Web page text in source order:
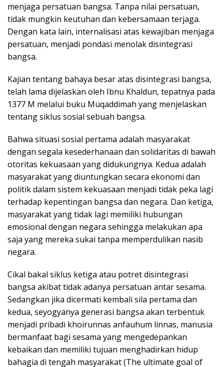
menjaga persatuan bangsa. Tanpa nilai persatuan,
tidak mungkin keutuhan dan kebersamaan terjaga.
Dengan kata lain, internalisasi atas kewajiban menjaga
persatuan, menjadi pondasi menolak disintegrasi
bangsa.
Kajian tentang bahaya besar atas disintegrasi bangsa,
telah lama dijelaskan oleh Ibnu Khaldun, tepatnya pada
1377 M melalui buku Muqaddimah yang menjelaskan
tentang siklus sosial sebuah bangsa.
Bahwa situasi sosial pertama adalah masyarakat
dengan segala kesederhanaan dan solidaritas di bawah
otoritas kekuasaan yang didukungnya. Kedua adalah
masyarakat yang diuntungkan secara ekonomi dan
politik dalam sistem kekuasaan menjadi tidak peka lagi
terhadap kepentingan bangsa dan negara. Dan ketiga,
masyarakat yang tidak lagi memiliki hubungan
emosional dengan negara sehingga melakukan apa
saja yang mereka sukai tanpa memperdulikan nasib
negara.
Cikal bakal siklus ketiga atau potret disintegrasi
bangsa akibat tidak adanya persatuan antar sesama.
Sedangkan jika dicermati kembali sila pertama dan
kedua, seyogyanya generasi bangsa akan terbentuk
menjadi pribadi khoirunnas anfauhum linnas, manusia
bermanfaat bagi sesama yang mengedepankan
kebaikan dan memiliki tujuan menghadirkan hidup
bahagia di tengah masyarakat (The ultimate goal of